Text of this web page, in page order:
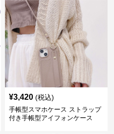
¥3,420 (税込)
手帳型スマホケース ストラップ
付き手帳型アイフォンケース